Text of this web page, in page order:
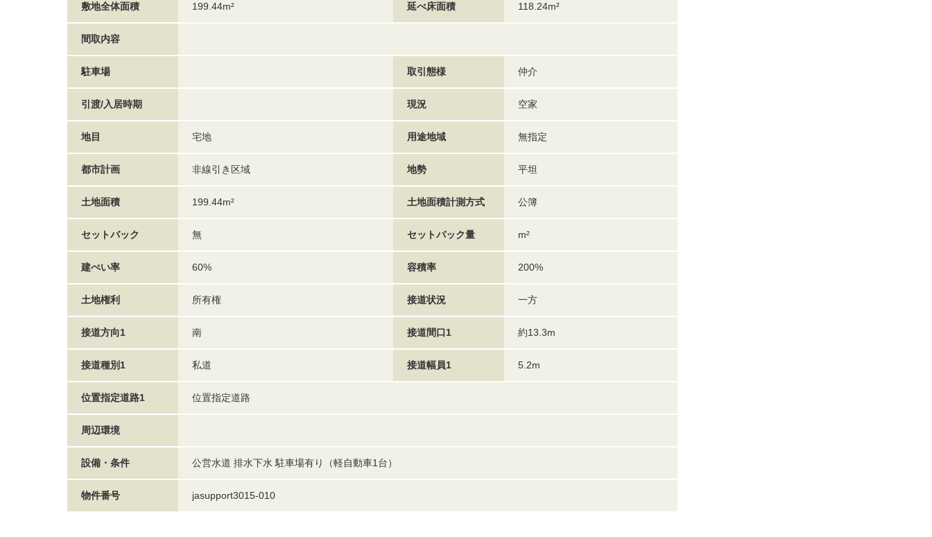
敷地全体面積 199.44m² 延べ床面積 118.24m²
間取内容
駐車場 取引態様 仲介
引渡/入居時期 現況 空家
地目 宅地 用途地域 無指定
都市計画 非線引き区域 地勢 平坦
土地面積 199.44m² 土地面積計測方式 公簿
セットバック 無 セットバック量 m²
建ぺい率 60% 容積率 200%
土地権利 所有権 接道状況 一方
接道方向1 南 接道間口1 約13.3m
接道種別1 私道 接道幅員1 5.2m
位置指定道路1 位置指定道路
周辺環境
設備・条件 公営水道 排水下水 駐車場有り（軽自動車1台）
物件番号 jasupport3015-010